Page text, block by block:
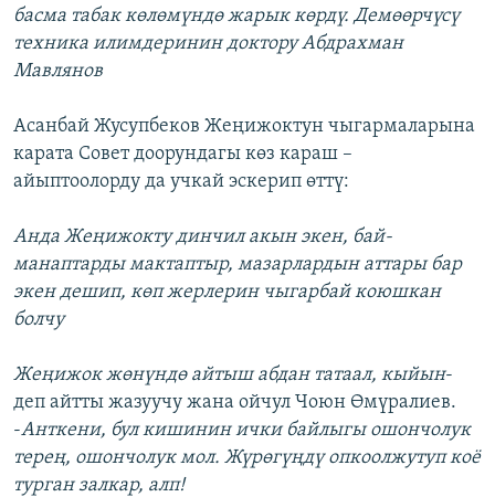
басма табак көлөмүндө жарык көрдү. Демөөрчүсү
техника илимдеринин доктору Абдрахман
Мавлянов
Асанбай Жусупбеков Жеңижоктун чыгармаларына
карата Совет доорундагы көз караш –
айыптоолорду да учкай эскерип өттү:
Анда Жеңижокту динчил акын экен, бай-
манаптарды мактаптыр, мазарлардын аттары бар
экен дешип, көп жерлерин чыгарбай коюшкан
болчу
Жеңижок жөнүндө айтыш абдан татаал, кыйын-
деп айтты жазуучу жана ойчул Чоюн Өмүралиев.
-Анткени, бул кишинин ички байлыгы ошончолук
терең, ошончолук мол. Жүрөгүңдү опкоолжутуп коё
турган залкар, алп!